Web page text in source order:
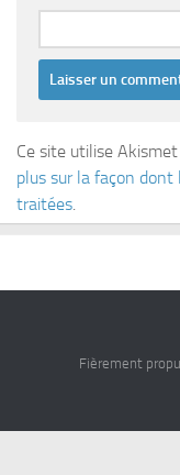
Ce site utilise
plus sur la façon
traitées
Fièrement